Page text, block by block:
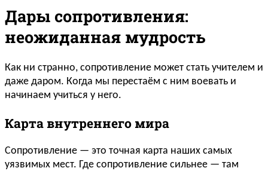
Дары сопротивления:
неожиданная мудрость
Как ни странно, сопротивление может стать учителем и
даже даром. Когда мы перестаём с ним воевать и
начинаем учиться у него.
Карта внутреннего мира
Сопротивление — это точная карта наших самых
уязвимых мест. Где сопротивление сильнее — там